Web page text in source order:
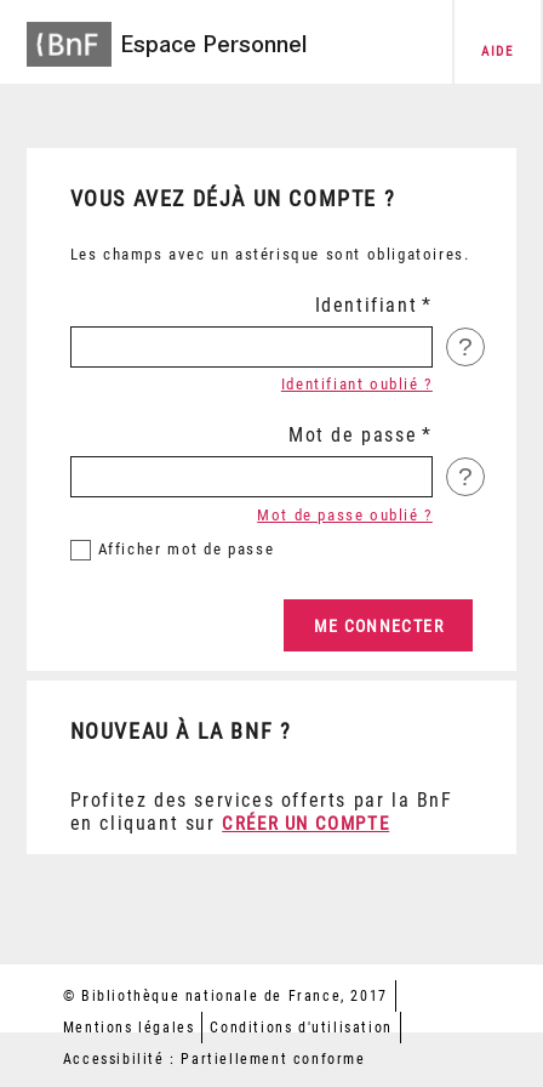
Espace Personnel AIDE
VOUS AVEZ DÉJÀ UN COMPTE ?
Les champs avec un astérisque sont obligatoires.
Identifiant
?
Identifiant oublié ?
Mot de passe
?
Afficher mot de passe
Mot de passe oublié ?
NOUVEAU À LA BNF ?
Profitez des services offerts par la BnF
en cliquant sur CRÉER UN COMPTE
© Bibliothèque nationale de France, 2017
Mentions légales
Conditions d'utilisation
Accessibilité : Partiellement conforme